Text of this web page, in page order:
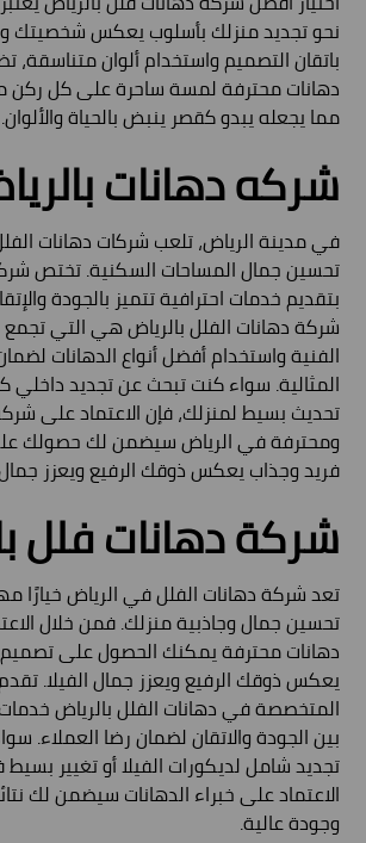
نحو تجديد منزلك بأسلوب يعكس شخصيتك
باتقان التصميم واستخدام ألوان
دهانات محترفة لمسة ساحرة على كل ركن
مما يجعله يبدو كقصر ينبض بالحياة والألوان.
شركه دهانات
في مدينة الرياض، تلعب شركات دهانات
تحسين جمال المساحات السكنية. تختص
بتقديم خدمات احترافية تتميز بالجودة
شركة دهانات الفلل بالرياض هي التي تجمع
الفنية واستخدام أفضل أنواع الدهانات
المثالية. سواء كنت تبحث عن تجديد داخلي
تحديث بسيط لمنزلك، فإن الاعتماد على
ومحترفة في الرياض سيضمن لك حصولك
فريد وجذاب يعكس ذوقك الرفيع ويعزز
شركة دهانات فلل
تعد شركة دهانات الفلل في الرياض خيارًا
تحسين جمال وجاذبية منزلك. فمن خلال
دهانات محترفة يمكنك الحصول على
يعكس ذوقك الرفيع ويعزز جمال الفيلا.
المتخصصة في دهانات الفلل بالرياض
بين الجودة والاتقان لضمان رضا العملاء.
تجديد شامل لديكورات الفيلا أو تغيير بسيط
الاعتماد على خبراء الدهانات سيضمن لك
وجودة عالية.